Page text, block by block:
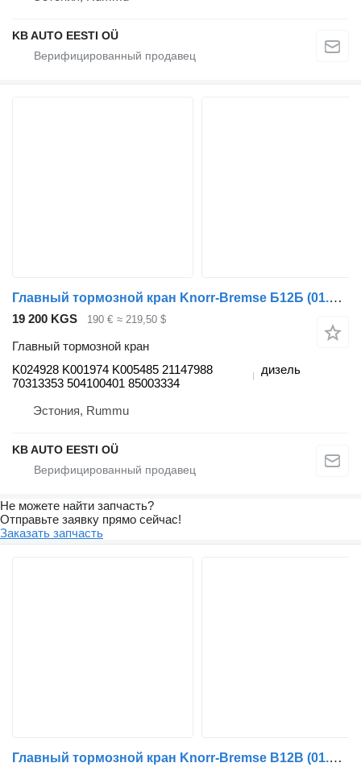
KB AUTO EESTI OÜ
Главный тормозной кран Knorr-Bremse Б12Б (01.97-12.11) K024928 для автобуса Volvo B6, B7, B9, B10, B12 bus (1978-2011)
19 200 KGS 190 € ≈ 219,50 $
Главный тормозной кран
K024928 K001974 K005485 21147988
70313353 504100401 85003334
дизель
Эстония, Rummu
KB AUTO EESTI OÜ
Не можете найти запчасть?
Отправьте заявку прямо сейчас!
Заказать запчасть
Главный тормозной кран Knorr-Bremse B12B (01.97-12.11) 0501100032 для автобуса Volvo B6, B7, B9, B10, B12 bus (1978-2011)